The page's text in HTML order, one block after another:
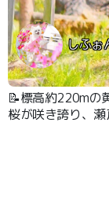
しふぉ
📝標高約220mの
桜が咲き誇り、